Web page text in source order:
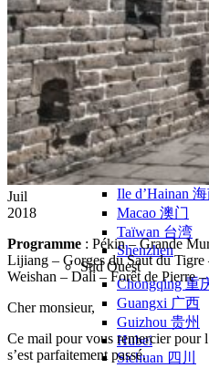
Qinghai 青海
Xi’an 西安市
Xinjiang 新疆
Kashgar
Turpan
Sud Est
Canton 广州
Fujian 福建
Hong Kong 香
Hunan 湖南
Ile d’Hainan
Macao 澳门
Taïwan 台湾
Shenzhen
Sud Ouest
Chongqing 重
Guangxi 广西
Guizhou 贵州
Hubei
Sichuan 四川
Juil
2018
Programme : Pékin – Grande
Lijiang – Gorges du Saut du
Weishan – Dali – Forêt de Pierre
Cher monsieur,
Ce mail pour vous remercier pour
s’est parfaitement passé.